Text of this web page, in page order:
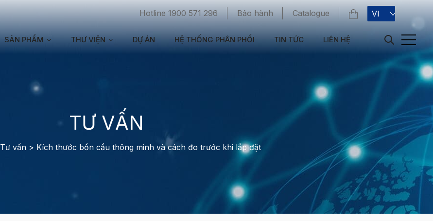
Hotline 1900 571 296 Bảo hành Catalogue VI
SẢN PHẨM THƯ VIỆN DỰ ÁN HỆ THỐNG PHÂN PHỐI TIN TỨC LIÊN HỆ
TƯ VẤN
Tư vấn > Kích thước bồn cầu thông minh và cách đo trước khi lắp đặt